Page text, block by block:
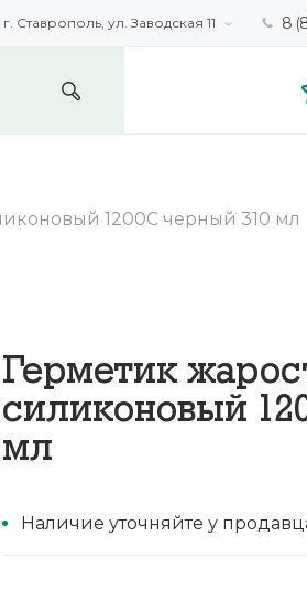
г. Ставрополь, ул. Заводская 11 8
1200С черный 310 мл
Герметик
силиконовый
мл
Наличие уточняйте у
сбора статистики,